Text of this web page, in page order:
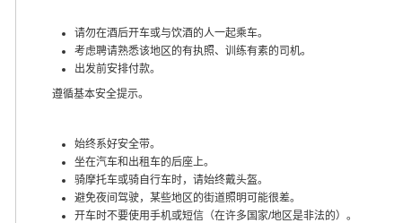
请勿在酒后开车或与饮酒的人一起乘车。
考虑聘请熟悉该地区的有执照、训练有素的司机。
出发前安排付款。
遵循基本安全提示。
始终系好安全带。
坐在汽车和出租车的后座上。
骑摩托车或骑自行车时，请始终戴头盔。
避免夜间驾驶，某些地区的街道照明可能很差。
开车时不要使用手机或短信（在许多国家/地区是非法的）。